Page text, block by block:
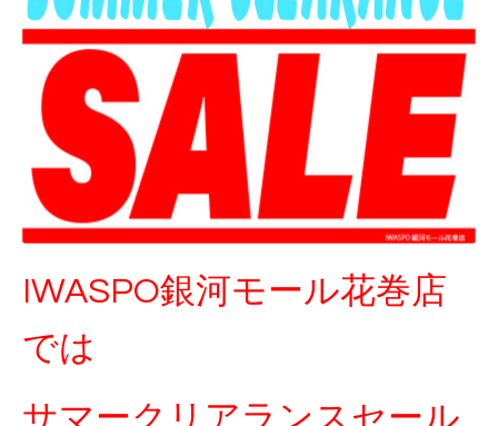
IWASPO銀河モール花巻店
では
サマークリアランスセール